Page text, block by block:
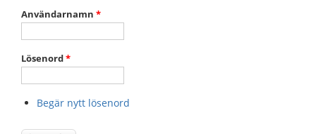
Användarnamn *
Lösenord*
Begär nytt lösenord